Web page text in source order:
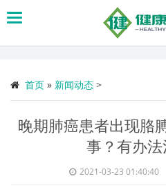
搜
首页 » 新闻动态 >
晚期肺癌患者出现胳
事？有办法
2021-03-23 01:40:40